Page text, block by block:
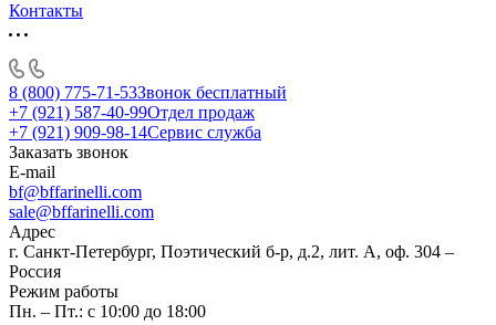
Контакты
8 (800) 775-71-53Звонок бесплатный
+7 (921) 587-40-99Отдел продаж
+7 (921) 909-98-14Сервис служба
Заказать звонок
E-mail
bf@bffarinelli.com
sale@bffarinelli.com
Адрес
г. Санкт-Петербург, Поэтический б-р, д.2, лит. А, оф. 304 –
Россия
Режим работы
Пн. – Пт.: с 10:00 до 18:00